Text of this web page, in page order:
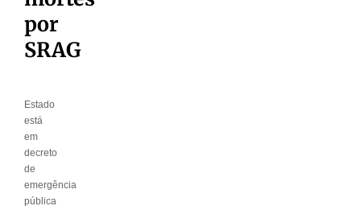
por
SRAG
Estado
está
em
decreto
de
emergência
pública